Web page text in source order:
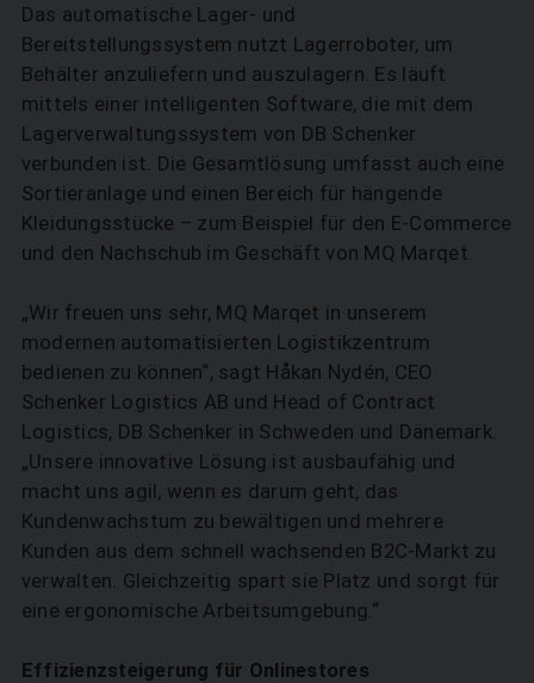
Das automatische Lager- und
Bereitstellungssystem nutzt Lagerroboter, um
Behälter anzuliefern und auszulagern. Es läuft
mittels einer intelligenten Software, die mit dem
Lagerverwaltungssystem von DB Schenker
verbunden ist. Die Gesamtlösung umfasst auch eine
Sortieranlage und einen Bereich für hängende
Kleidungsstücke – zum Beispiel für den E-Commerce
und den Nachschub im Geschäft von MQ Marqet.
„Wir freuen uns sehr, MQ Marqet in unserem
modernen automatisierten Logistikzentrum
bedienen zu können“, sagt Håkan Nydén, CEO
Schenker Logistics AB und Head of Contract
Logistics, DB Schenker in Schweden und Dänemark.
„Unsere innovative Lösung ist ausbaufähig und
macht uns agil, wenn es darum geht, das
Kundenwachstum zu bewältigen und mehrere
Kunden aus dem schnell wachsenden B2C-Markt zu
verwalten. Gleichzeitig spart sie Platz und sorgt für
eine ergonomische Arbeitsumgebung.“
Effizienzsteigerung für Onlinestores
SUCHEN